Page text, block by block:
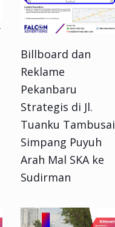
Billboard dan
Reklame
Pekanbaru
Strategis di Jl.
Tuanku Tambusai
Simpang Puyuh
Arah Mal SKA ke
Sudirman